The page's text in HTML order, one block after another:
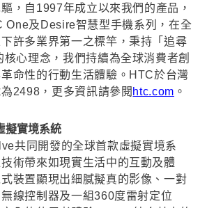
，自1997年成立以來我們的產品，
One及Desire智慧型手機系列，在全
許多業界第一之標竿，秉持「追尋
心理念，我們持續為全球消費者創
命性的行動生活體驗。HTC於台灣
2498，更多資訊請參閱 htc.com 。
擬實境系統
共同開發的全球首款虛擬實境系
術帶來如現實生活中的互動及體
裝置顯現出細膩擬真的影像、一對
線控制器及一組360度雷射定位